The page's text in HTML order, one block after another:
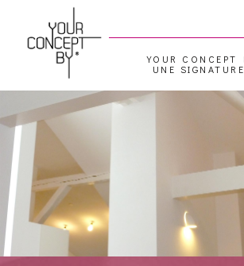
YOUR CONCEPT
UNE